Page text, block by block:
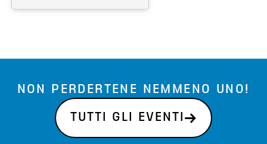
NON PERDERTENE NEMMENO UNO!
TUTTI GLI EVENTI